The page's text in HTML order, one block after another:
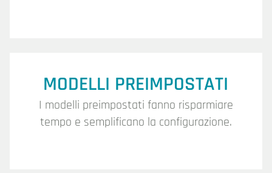
MODELLI PREIMPOSTATI
I modelli preimpostati fanno risparmiare
tempo e semplificano la configurazione.